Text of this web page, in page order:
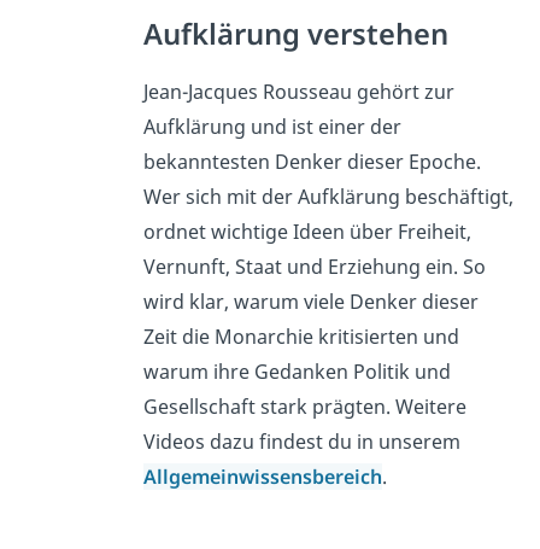
Aufklärung verstehen
Jean-Jacques Rousseau gehört zur
Aufklärung und ist einer der
bekanntesten Denker dieser Epoche.
Wer sich mit der Aufklärung beschäftigt,
ordnet wichtige Ideen über Freiheit,
Vernunft, Staat und Erziehung ein. So
wird klar, warum viele Denker dieser
Zeit die Monarchie kritisierten und
warum ihre Gedanken Politik und
Gesellschaft stark prägten. Weitere
Videos dazu findest du in unserem
Allgemeinwissensbereich.